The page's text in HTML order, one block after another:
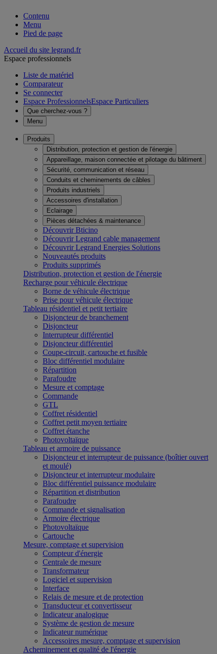
Contenu
Menu
Pied de page
Accueil du site legrand.fr
Espace professionnels
Liste de matériel
Comparateur
Se connecter
Espace ProfessionnelsEspace Particuliers
Que cherchez-vous ?
Menu
Produits
Distribution, protection et gestion de l'énergie
Appareillage, maison connectée et pilotage du bâtiment
Sécurité, communication et réseau
Conduits et cheminements de câbles
Produits industriels
Accessoires d'installation
Eclairage
Pièces détachées & maintenance
Découvrir Bticino
Découvrir Legrand cable management
Découvrir Legrand Energies Solutions
Nouveautés produits
Produits supprimés
Distribution, protection et gestion de l'énergie
Recharge pour véhicule électrique
Borne de véhicule électrique
Prise pour véhicule électrique
Tableau résidentiel et petit tertiaire
Disjoncteur de branchement
Disjoncteur
Interrupteur différentiel
Disjoncteur différentiel
Coupe-circuit, cartouche et fusible
Bloc différentiel modulaire
Répartition
Parafoudre
Mesure et comptage
Commande
GTL
Coffret résidentiel
Coffret petit moyen tertiaire
Coffret étanche
Photovoltaïque
Tableau et armoire de puissance
Disjoncteur et interrupteur de puissance (boîtier ouvert
et moulé)
Disjoncteur et interrupteur modulaire
Bloc différentiel puissance modulaire
Répartition et distribution
Parafoudre
Commande et signalisation
Armoire électrique
Photovoltaïque
Cartouche
Mesure, comptage et supervision
Compteur d'énergie
Centrale de mesure
Transformateur
Logiciel et supervision
Interface
Relais de mesure et de protection
Transducteur et convertisseur
Indicateur analogique
Système de gestion de mesure
Indicateur numérique
Accessoires mesure, comptage et supervision
Acheminement et qualité de l'énergie